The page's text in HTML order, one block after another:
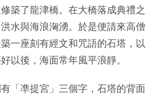
築了龍津橋。在大橋落成典禮之
水與海浪洶湧。於是便請來高僧
一座刻有經文和咒語的石塔，以
以後，海面常年風平浪靜。
「凖提宮」三個字，石塔的背面